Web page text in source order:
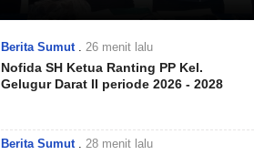
Berita Sumut 26 menit lalu
Nofida SH Ketua Ranting PP Kel.
Gelugur Darat II periode 2026 - 2028
Berita Sumut 28 menit lalu